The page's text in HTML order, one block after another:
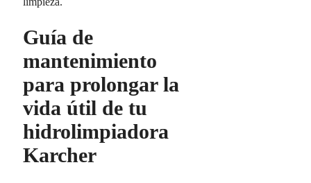
Guía de
mantenimiento
para prolongar la
vida útil de tu
hidrolimpiadora
Karcher